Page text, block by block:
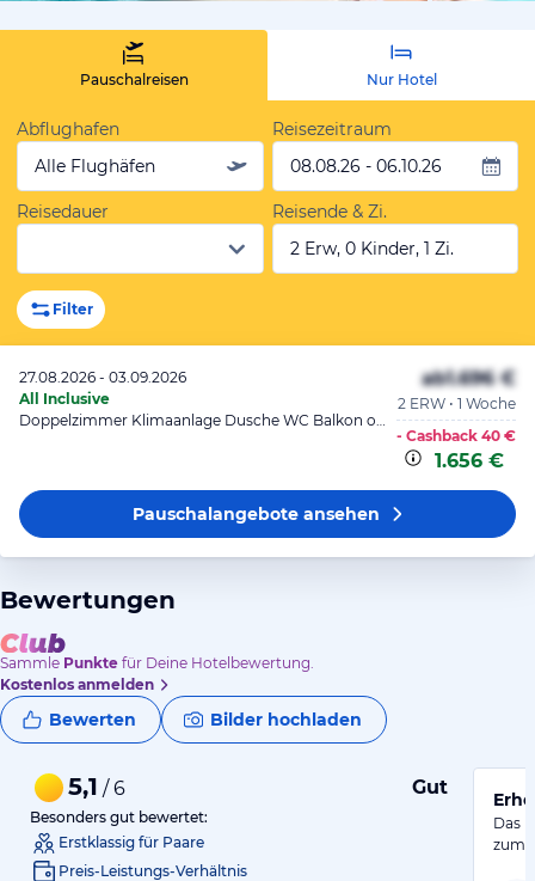
Pauschalreisen Nur Hotel
Abflughafen
Alle Flughäfen
Reisezeitraum
08.08.26 - 06.10.26
Reisedauer
Reisende & Zi.
2 Erw, 0 Kinder, 1 Zi.
Filter
27.08.2026 - 03.09.2026
All Inclusive
Doppelzimmer Klimaanlage Dusche WC Balkon o. Terrasse
ab1.696 €
2 ERW • 1 Woche
- Cashback 40 €
1.656 €
Pauschalangeboteansehen
Bewertungen
Sammle Punkte für Deine Hotelbewertung.
Kostenlos anmelden
Bewerten Bilder hochladen
5,1 / 6 Gut
Besonders gut bewertet:
Erstklassig für Paare
Preis-Leistungs-Verhältnis
Das
zum